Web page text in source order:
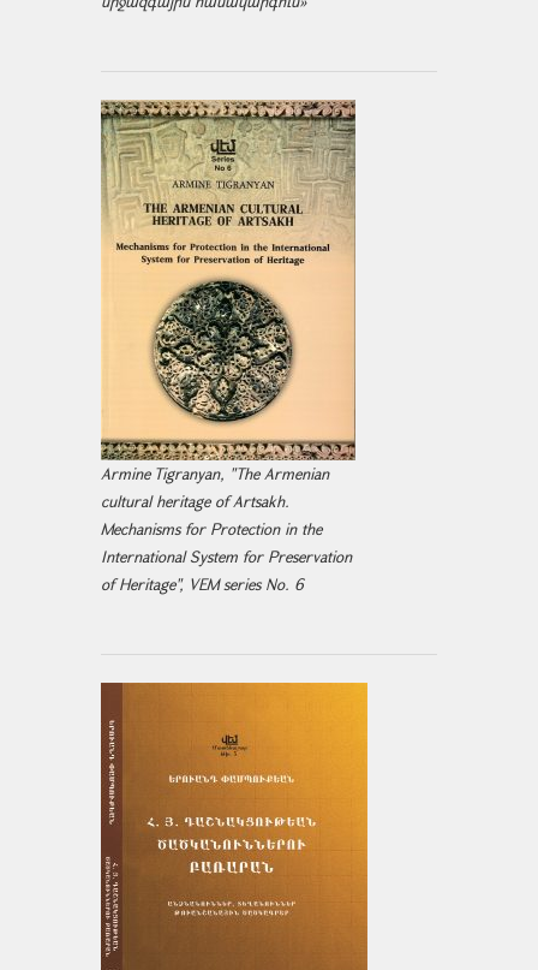
Armine Tigranyan, "The Armenian
cultural heritage of Artsakh.
Mechanisms for Protection in the
International System for Preservation
of Heritage", VEM series No. 6